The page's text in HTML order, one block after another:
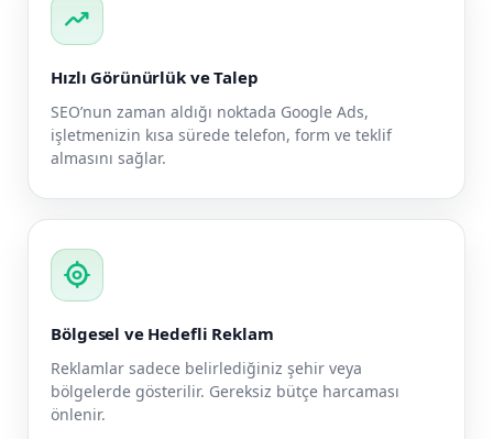
trending_up
Hızlı Görünürlük ve Talep
SEO’nun zaman aldığı noktada Google Ads,
işletmenizin kısa sürede telefon, form ve teklif
almasını sağlar.
my_location
Bölgesel ve Hedefli Reklam
Reklamlar sadece belirlediğiniz şehir veya
bölgelerde gösterilir. Gereksiz bütçe harcaması
önlenir.